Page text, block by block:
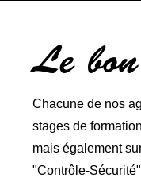
Le
Chacune de nos
stages de
mais également
"Contrôle-